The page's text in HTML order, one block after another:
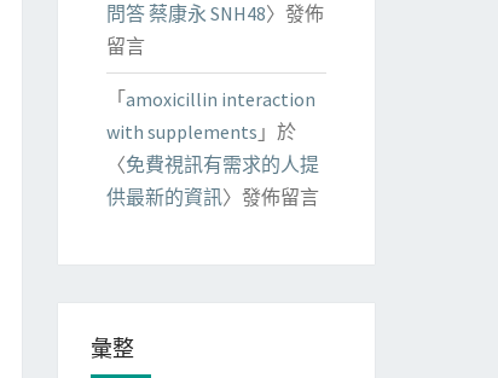
問答 蔡康永 SNH48〉發佈
留言
「 amoxicillin interaction
with supplements 」於
〈免費視訊有需求的人提
供最新的資訊〉發佈留言
彙整